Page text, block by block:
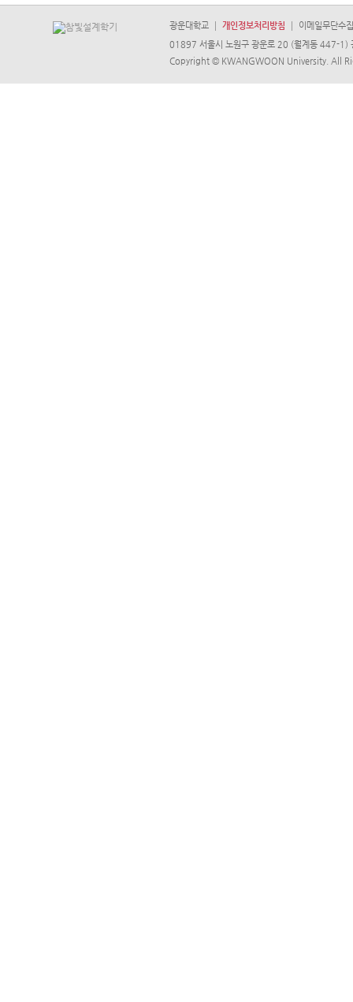
광운대학교 개인정보처리방침
이메일무단수
01897 서울시 노원구 광운로 20 (월계동 447-
Copyright © KWANGWOON University. All